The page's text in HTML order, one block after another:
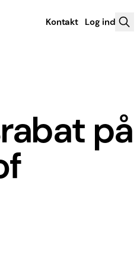
Kontakt Log ind
på